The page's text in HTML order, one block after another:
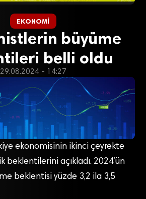
EKONOMI
büyüme
belli oldu
29.08.2024 - 14:27
ekonomisinin ikinci çeyrekte
beklentilerini açıkladı. 2024’ün
beklentisi yüzde 3,2 ila 3,5